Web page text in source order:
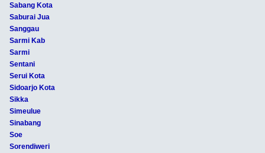
Sabang Kota
Saburai Jua
Sanggau
Sarmi Kab
Sarmi
Sentani
Serui Kota
Sidoarjo Kota
Sikka
Simeulue
Sinabang
Soe
Sorendiweri